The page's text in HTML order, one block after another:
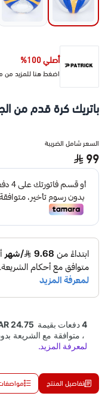
أصلي 100%
اضغط هنا للمزيد من
باتريك كرة قدم من
السعر شامل الضريبة
99
تفاصيل المنتج مواصفات